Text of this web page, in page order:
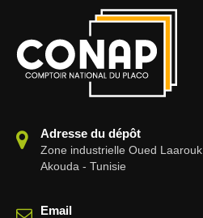
Adresse du dépôt
Zone industrielle Oued Laarouk,
Akouda - Tunisie
Email